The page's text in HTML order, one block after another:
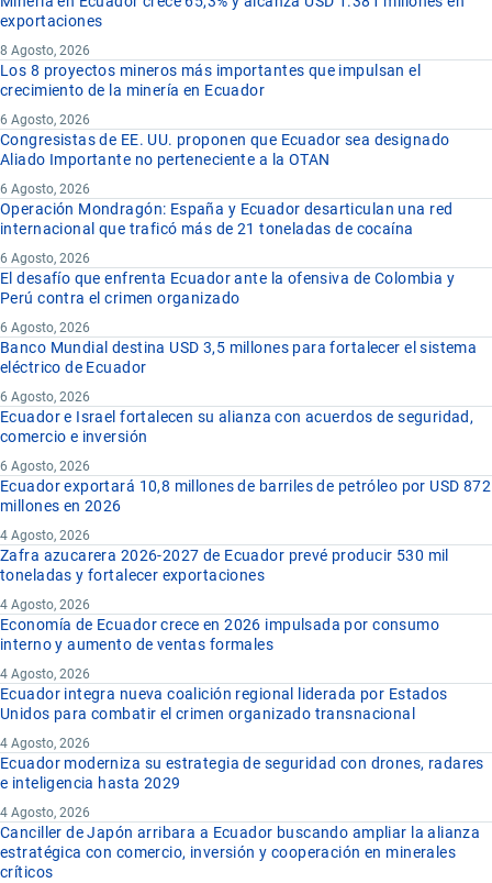
exportaciones
8 Agosto, 2026
Los 8 proyectos mineros más importantes que impulsan el
crecimiento de la minería en Ecuador
6 Agosto, 2026
Congresistas de EE. UU. proponen que Ecuador sea designado
Aliado Importante no perteneciente a la OTAN
6 Agosto, 2026
Operación Mondragón: España y Ecuador desarticulan una red
internacional que traficó más de 21 toneladas de cocaína
6 Agosto, 2026
El desafío que enfrenta Ecuador ante la ofensiva de Colombia y
Perú contra el crimen organizado
6 Agosto, 2026
Banco Mundial destina USD 3,5 millones para fortalecer el sistema
eléctrico de Ecuador
6 Agosto, 2026
Ecuador e Israel fortalecen su alianza con acuerdos de seguridad,
comercio e inversión
6 Agosto, 2026
Ecuador exportará 10,8 millones de barriles de petróleo por USD 872
millones en 2026
4 Agosto, 2026
Zafra azucarera 2026-2027 de Ecuador prevé producir 530 mil
toneladas y fortalecer exportaciones
4 Agosto, 2026
Economía de Ecuador crece en 2026 impulsada por consumo
interno y aumento de ventas formales
4 Agosto, 2026
Ecuador integra nueva coalición regional liderada por Estados
Unidos para combatir el crimen organizado transnacional
4 Agosto, 2026
Ecuador moderniza su estrategia de seguridad con drones, radares
e inteligencia hasta 2029
4 Agosto, 2026
Canciller de Japón arribara a Ecuador buscando ampliar la alianza
estratégica con comercio, inversión y cooperación en minerales
críticos